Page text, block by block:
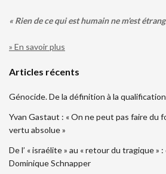
« Rien de ce qui est humain ne m'est
» En savoir plus
Articles récents
Génocide. De la définition à la qualification
Yvan Gastaut : « On ne peut pas faire du
vertu absolue »
De l’ « israélite » au « retour du tragique »
Dominique Schnapper